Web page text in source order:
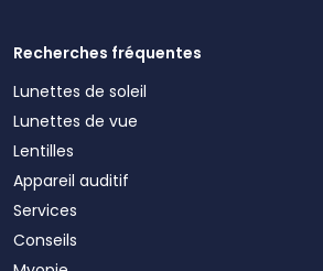
Recherches fréquentes
Lunettes de soleil
Lunettes de vue
Lentilles
Appareil auditif
Services
Conseils